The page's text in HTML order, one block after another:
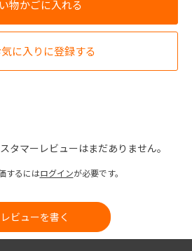
気に入りに登録する
タマーレビューはまだありません。
するにはログインが必要です。
レビューを書く